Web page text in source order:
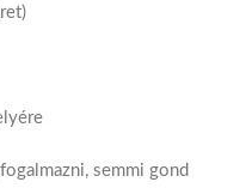
semmi gond